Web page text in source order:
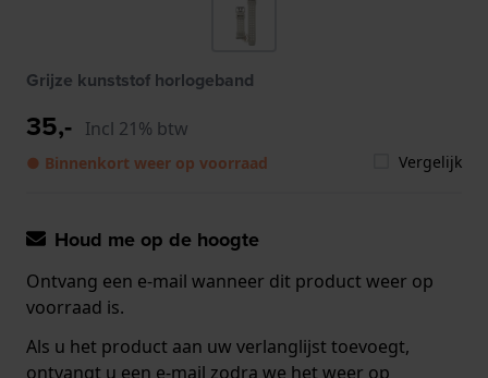
Grijze kunststof horlogeband
35,- Incl 21% btw
● Binnenkort weer op voorraad Vergelijk
Houd me op de hoogte
Ontvang een e-mail wanneer dit product weer op
voorraad is.
Als u het product aan uw verlanglijst toevoegt,
ontvangt u een e-mail zodra we het weer op